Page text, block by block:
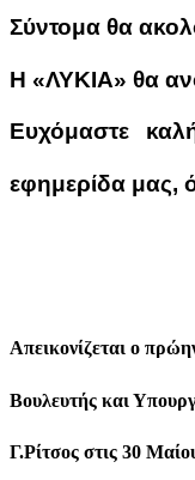
Σύντομα θα
Η «ΛΥΚΙΑ» θα
Ευχόμαστε
εφημερίδα μας,
Απεικονίζεται ο
Βουλευτής και
Γ.Ρίτσος στις 30